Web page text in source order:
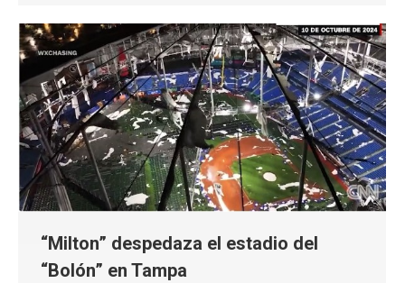
“Milton” despedaza el estadio del
“Bolón” en Tampa